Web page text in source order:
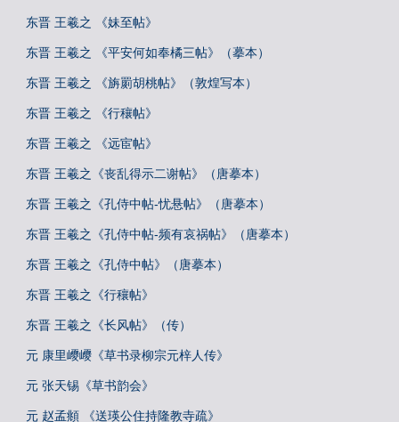
东晋 王羲之 《妹至帖》
东晋 王羲之 《平安何如奉橘三帖》（摹本）
东晋 王羲之 《旃罽胡桃帖》（敦煌写本）
东晋 王羲之 《行穰帖》
东晋 王羲之 《远宦帖》
东晋 王羲之《丧乱得示二谢帖》（唐摹本）
东晋 王羲之《孔侍中帖-忧悬帖》（唐摹本）
东晋 王羲之《孔侍中帖-频有哀祸帖》（唐摹本）
东晋 王羲之《孔侍中帖》（唐摹本）
东晋 王羲之《行穰帖》
东晋 王羲之《长风帖》（传）
元 康里巎巎《草书录柳宗元梓人传》
元 张天锡《草书韵会》
元 赵孟頫 《送瑛公住持隆教寺疏》